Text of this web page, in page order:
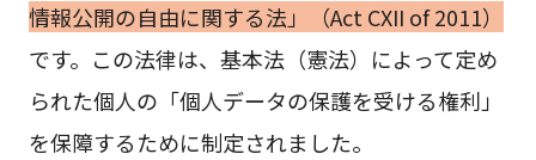
情報公開の自由に関する法」（Act CXII of 2011）
です。この法律は、基本法（憲法）によって定め
られた個人の「個人データの保護を受ける権利」
を保障するために制定されました。